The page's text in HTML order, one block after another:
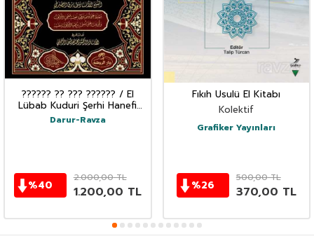
?????? ?? ??? ?????? / El
Lübab Kuduri Şerhi Hanefi
Fikhi 2 Cilt - (Arapça)
Darur-Ravza
%40
2.000,00TL
1.200,00 TL
Fıkıh Usulü El Kitabı
Kolektif
Grafiker Yayınları
%26
500,00TL
370,00 TL